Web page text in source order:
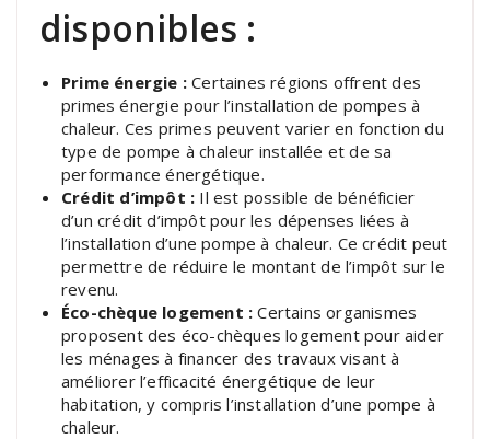
disponibles :
Prime énergie : Certaines régions offrent des
primes énergie pour l’installation de pompes à
chaleur. Ces primes peuvent varier en fonction du
type de pompe à chaleur installée et de sa
performance énergétique.
Crédit d’impôt : Il est possible de bénéficier
d’un crédit d’impôt pour les dépenses liées à
l’installation d’une pompe à chaleur. Ce crédit peut
permettre de réduire le montant de l’impôt sur le
revenu.
Éco-chèque logement : Certains organismes
proposent des éco-chèques logement pour aider
les ménages à financer des travaux visant à
améliorer l’efficacité énergétique de leur
habitation, y compris l’installation d’une pompe à
chaleur.